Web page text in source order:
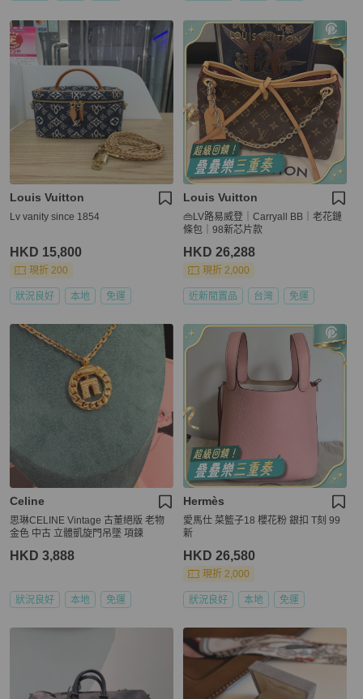
Louis Vuitton
Lv vanity since 1854
HKD 15,800
現折 200
狀況良好 本地 免運
Louis Vuitton
👜LV路易威登｜Carryall BB｜老花鏈
條包｜98新芯片款
HKD 26,288
現折 2,000
近新閒置品 台灣 免運
Celine
思琳CELINE Vintage 古董絕版 老物
金色 中古 立體凱旋門吊墜 項鍊
HKD 3,888
狀況良好 本地 免運
Hermès
愛馬仕 菜籃子18 櫻花粉 銀扣 T刻 99
新
HKD 26,580
現折 2,000
狀況良好 本地 免運